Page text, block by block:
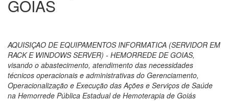
GOIAS
AQUISIÇAO DE EQUIPAMENTOS INFORMATICA (SERVIDOR EM
RACK E WINDOWS SERVER) - HEMORREDE DE GOIAS,
visando o abastecimento, atendimento das necessidades
técnicos operacionais e administrativas do Gerenciamento,
Operacionalização e Execução das Ações e Serviços de Saúde
na Hemorrede Pública Estadual de Hemoterapia de Goiás